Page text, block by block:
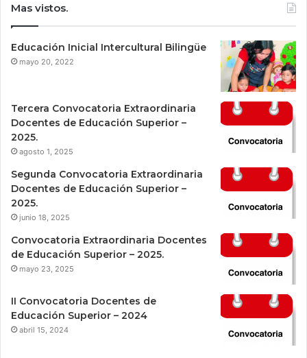
Mas vistos.
Educación Inicial Intercultural Bilingüe
mayo 20, 2022
Tercera Convocatoria Extraordinaria
Docentes de Educación Superior –
2025.
agosto 1, 2025
Segunda Convocatoria Extraordinaria
Docentes de Educación Superior –
2025.
junio 18, 2025
Convocatoria Extraordinaria Docentes
de Educación Superior – 2025.
mayo 23, 2025
II Convocatoria Docentes de
Educación Superior – 2024
abril 15, 2024